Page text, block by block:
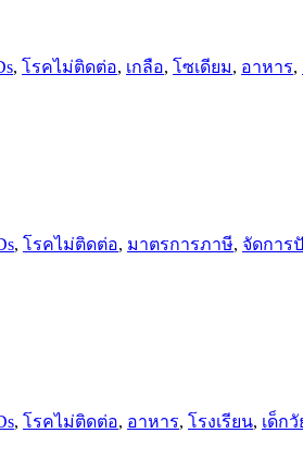
, โรคไม่ติดต่อ, เกลือ, โซเดียม, อาหาร,
, โรคไม่ติดต่อ, มาตรการภาษี, จัดการ
, โรคไม่ติดต่อ, อาหาร, โรงเรียน, เด็ก